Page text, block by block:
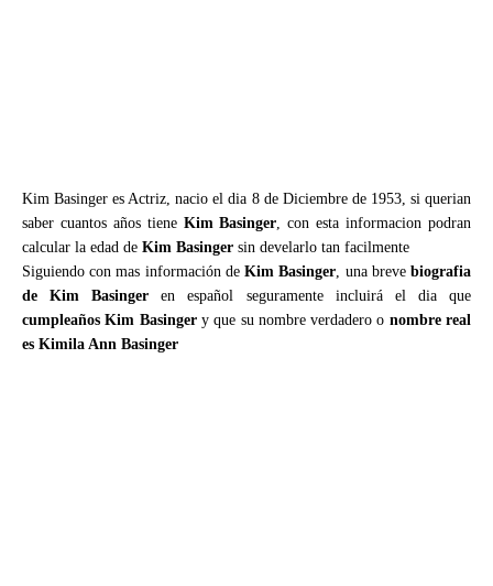
Kim Basinger es Actriz, nacio el dia 8 de Diciembre de 1953, si querian
saber cuantos años tiene Kim Basinger, con esta informacion podran
calcular la edad de Kim Basinger sin develarlo tan facilmente
Siguiendo con mas información deKim Basinger, una brevebiografia
de Kim Basinger en español seguramente incluirá el dia que
cumpleaños Kim Basingery que su nombre verdadero o nombre real
es Kimila Ann Basinger